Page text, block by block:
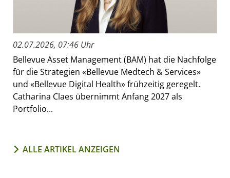
02.07.2026, 07:46 Uhr
Bellevue Asset Management (BAM) hat die Nachfolge
für die Strategien «Bellevue Medtech & Services»
und «Bellevue Digital Health» frühzeitig geregelt.
Catharina Claes übernimmt Anfang 2027 als
Portfolio...
ALLE ARTIKEL ANZEIGEN